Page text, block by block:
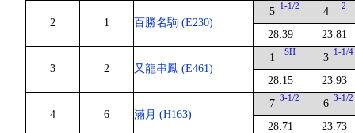
2 1 百勝名駒 (E230)
5 1-1/2
28.39
4 2
23.81
3 2 又龍串鳳 (E461)
1 SH
28.15
3 1-1/4
23.93
4 6 滿月 (H163)
7 3-1/2
28.71
6 3-1/2
23.73